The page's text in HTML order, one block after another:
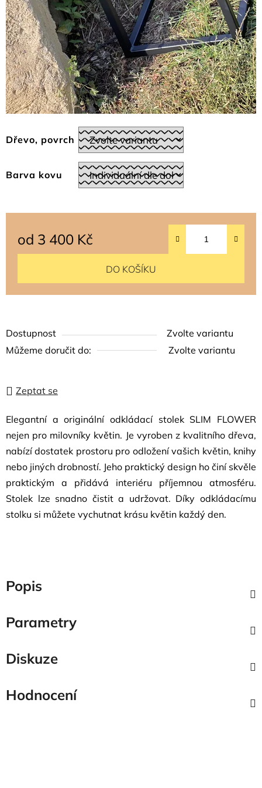
Elegantní a originální odkládací stolek SLIM FLOWER
nejen pro milovníky květin. Je vyroben z kvalitního dřeva,
nabízí dostatek prostoru pro odložení vašich květin, knihy
nebo jiných drobností. Jeho praktický design ho činí skvěle
praktickým a přidává interiéru příjemnou atmosféru.
Stolek lze snadno čistit a udržovat. Díky odkládacímu
stolku si můžete vychutnat krásu květin každý den.
Dřevo, povrch
Barva kovu
Dostupnost
Zvolte variantu
Můžeme doručit do:
Zvolte variantu
od 3 400 Kč
DO KOŠÍKU
Zeptat se
Popis
Parametry
Diskuze
Hodnocení